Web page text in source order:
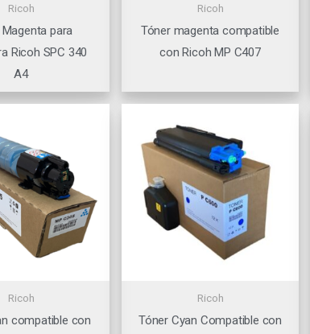
Ricoh
para
Ricoh SPC 340
A4
Ricoh
Tóner magenta compatible
con Ricoh MP C407
Ricoh
compatible con
Ricoh
Tóner Cyan Compatible con